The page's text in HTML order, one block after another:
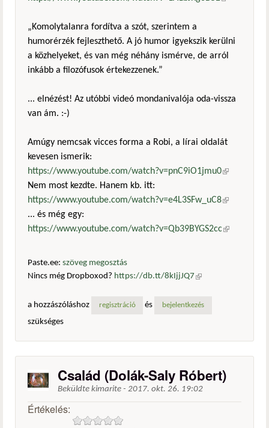
„Komolytalanra fordítva a szót, szerintem a
humorérzék fejleszthető. A jó humor igyekszik kerülni
a közhelyeket, és van még néhány ismérve, de arról
inkább a filozófusok értekezzenek.”
... elnézést! Az utóbbi videó mondanivalója oda-vissza
van ám. :-)
Amúgy nemcsak vicces forma a Robi, a lírai oldalát
kevesen ismerik:
https://www.youtube.com/watch?v=pnC9iO1jmu0(külső
Nem most kezdte. Hanem kb. itt:
https://www.youtube.com/watch?v=e4L3SFw_uC8(külső
... és még egy:
https://www.youtube.com/watch?v=Qb39BYGS2cc(külső
Paste.ee: szöveg megosztás
Nincs még Dropboxod? https://db.tt/8kIjjJQ7 (külső
a hozzászóláshoz
regisztráció és bejelentkezés
szükséges
Család (Dolák-Saly Róbert)
Beküldte kimarite - 2017. okt. 26. 19:02
Értékelés: